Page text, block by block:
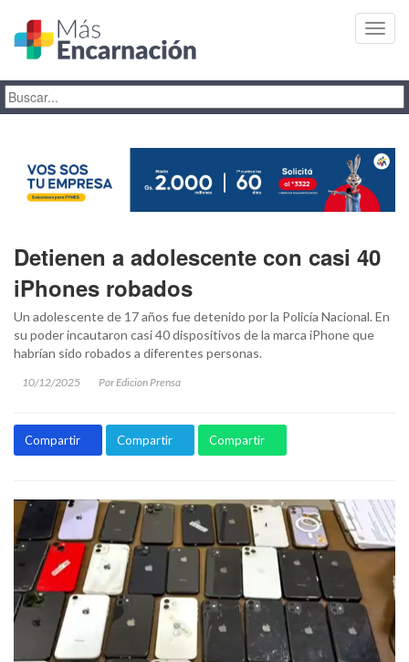
Detienen a adolescente con casi 40
iPhones robados
Un adolescente de 17 años fue detenido por la Policía Nacional. En
su poder incautaron casi 40 dispositivos de la marca iPhone que
habrían sido robados a diferentes personas.
10/12/2025 Por Edicion Prensa
Compartir Compartir Compartir